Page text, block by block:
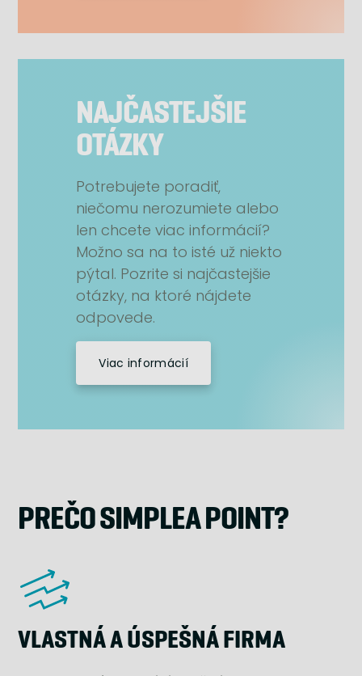
NAJČASTEJŠIE
OTÁZKY
Potrebujete poradiť,
niečomu nerozumiete alebo
len chcete viac informácií?
Možno sa na to isté už niekto
pýtal. Pozrite si najčastejšie
otázky, na ktoré nájdete
odpovede.
Viac informácií
PREČO SIMPLEA POINT?
VLASTNÁ A ÚSPEŠNÁ FIRMA